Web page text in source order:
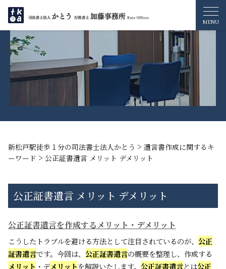
新松戸駅徒歩１分の司法書士法人かとう > 遺言書作成に関するキ
ーワード > 公正証書遺言 メリット デメリット
公正証書遺言 メリット デメリット
公正証書遺言を作成するメリット・デメリット
こうしたトラブルを避ける方法として注目されているのが、 公正
証書遺言です。今回は、 公正証書遺言の概要を整理し、作成する
メリット ・デメリットを解説いたします。 公正証書遺言とは公正